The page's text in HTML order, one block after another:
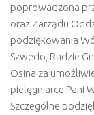
poprowadzona
oraz Zarządu
podziękowania
Szwedo, Radzie
Osina za
pielęgniarce Pani
Szczególne